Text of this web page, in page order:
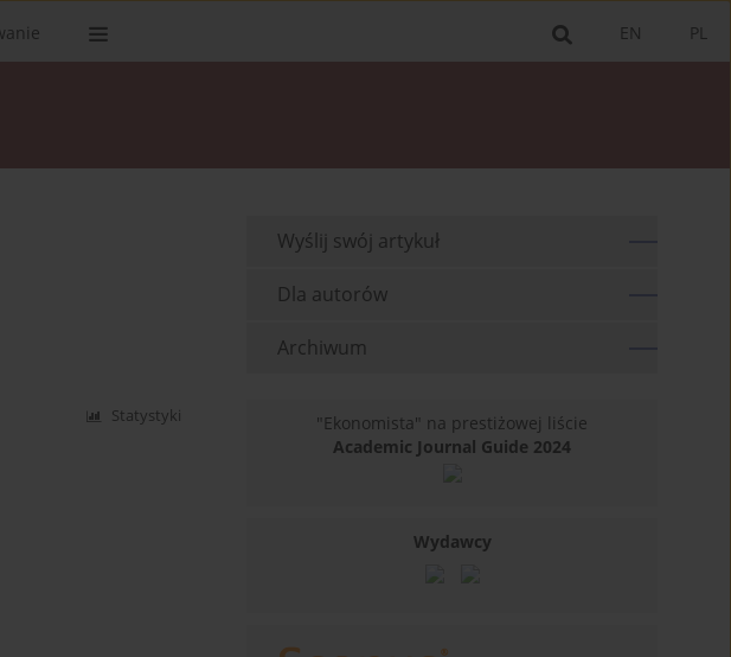
PL
EN
Statystyki
Wyślij swój artykuł
Dla autorów
Archiwum
"Ekonomista" na prestiżowej liście
Academic Journal Guide 2024
Wydawcy